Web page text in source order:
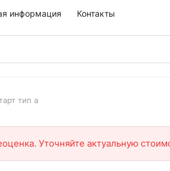
информация Контакты
тип а
Уточняйте актуальную